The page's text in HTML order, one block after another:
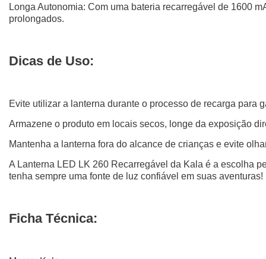
Longa Autonomia: Com uma bateria recarregável de 1600
prolongados.
Dicas de Uso:
Evite utilizar a lanterna durante o processo de recarga para
Armazene o produto em locais secos, longe da exposição
Mantenha a lanterna fora do alcance de crianças e evite
A Lanterna LED LK 260 Recarregável da Kala é a escolha
tenha sempre uma fonte de luz confiável em suas aventuras!
Ficha Técnica: